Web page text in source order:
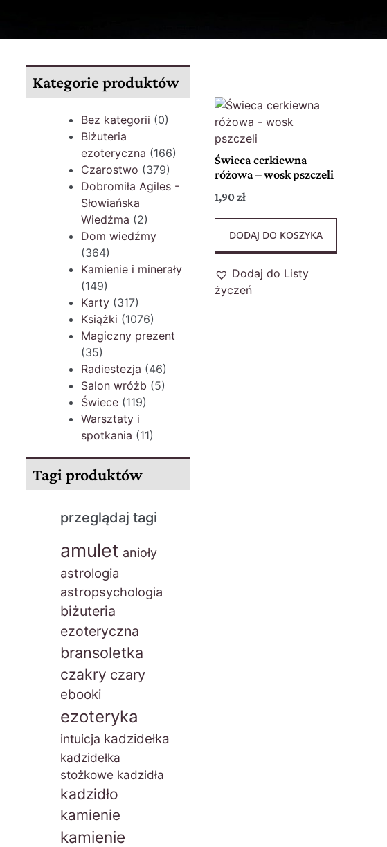
Kategorie produktów
Bez kategorii (0)
Biżuteria
ezoteryczna (166)
Czarostwo (379)
Dobromiła Agiles -
Słowiańska
Wiedźma (2)
Dom wiedźmy
(364)
Kamienie i minerały
(149)
Karty (317)
Książki (1076)
Magiczny prezent
(35)
Radiestezja (46)
Salon wróżb (5)
Świece (119)
Warsztaty i
spotkania (11)
Tagi produktów
przeglądaj tagi
amulet anioły
astrologia
astropsychologia
biżuteria
ezoteryczna
bransoletka
czakry czary
ebooki
ezoteryka
intuicja kadzidełka
kadzidełka
stożkowe kadzidła
kadzidło
kamienie
kamienie
Świeca cerkiewna
różowa – wosk pszczeli
1,90zł
DODAJ DO KOSZYKA
Dodaj do Listy
życzeń